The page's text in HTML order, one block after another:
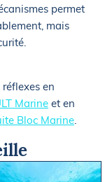
permet
mais
en
Marine et en
Bloc Marine.